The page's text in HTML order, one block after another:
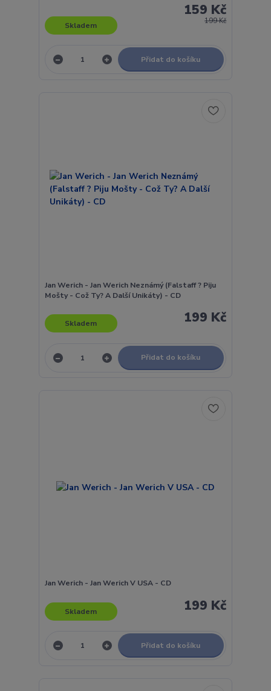
199 Kč
159 Kč
Skladem
Přidat do košíku
Jan Werich - Jan Werich Neznámý (Falstaff ? Piju
Mošty - Což Ty? A Další Unikáty) - CD
199 Kč
Skladem
Přidat do košíku
Jan Werich - Jan Werich V USA - CD
199 Kč
Skladem
Přidat do košíku